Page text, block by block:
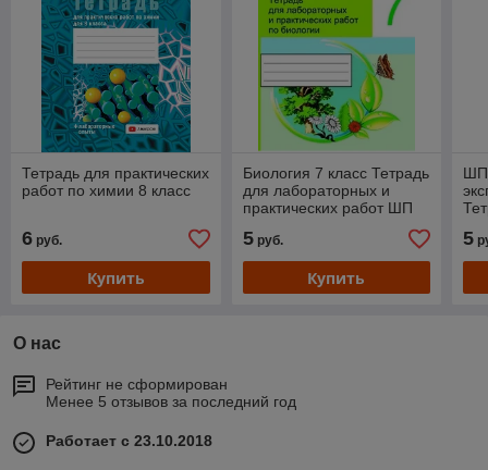
Тетрадь для практических
работ по химии 8 класс
6 руб.
Купить
Биология 7 класс Тетрадь
для лабораторных и
практических работ ШП
5руб.
Купить
5
О нас
Рейтинг не сформирован
Менее 5 отзывов за последний год
Работает с 23.10.2018